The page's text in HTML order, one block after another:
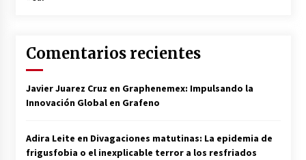
Comentarios recientes
Javier Juarez Cruz en Graphenemex: Impulsando la
Innovación Global en Grafeno
Adira Leite en Divagaciones matutinas: La epidemia de
frigusfobia o el inexplicable terror a los resfriados